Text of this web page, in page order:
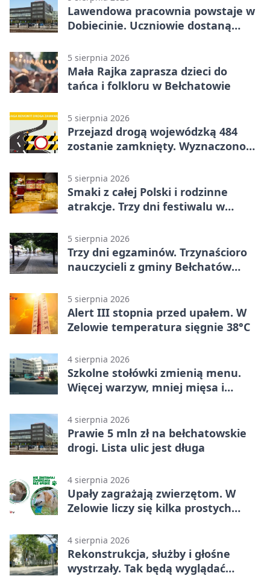
Lawendowa pracownia powstaje w
Dobiecinie. Uczniowie dostaną
5 sierpnia 2026
Mała Rajka zaprasza dzieci do
tańca i folkloru w Bełchatowie
5 sierpnia 2026
Przejazd drogą wojewódzką 484
zostanie zamknięty. Wyznaczono
5 sierpnia 2026
Smaki z całej Polski i rodzinne
atrakcje. Trzy dni festiwalu w
5 sierpnia 2026
Trzy dni egzaminów. Trzynaścioro
nauczycieli z gminy Bełchatów
5 sierpnia 2026
Alert III stopnia przed upałem. W
Zelowie temperatura sięgnie 38°C
4 sierpnia 2026
Szkolne stołówki zmienią menu.
Więcej warzyw, mniej mięsa i
4 sierpnia 2026
Prawie 5 mln zł na bełchatowskie
drogi. Lista ulic jest długa
4 sierpnia 2026
Upały zagrażają zwierzętom. W
Zelowie liczy się kilka prostych
4 sierpnia 2026
Rekonstrukcja, służby i głośne
wystrzały. Tak będą wyglądać